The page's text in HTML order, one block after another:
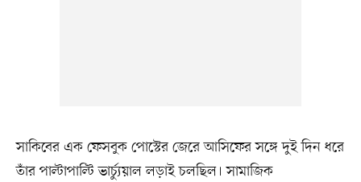
সাকিবের এক ফেসবুক পোস্টের জেরে আসিফের সঙ্গে দুই দিন ধরে
তাঁর পাল্টাপাল্টি ভার্চ্যুয়াল লড়াই চলছিল। সামাজিক